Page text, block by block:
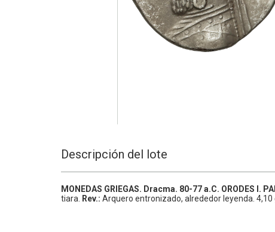
Descripción del lote
MONEDAS GRIEGAS. Dracma. 80-77 a.C. ORODES I.
tiara. Rev.: Arquero entronizado, alrededor leyenda. 4,10